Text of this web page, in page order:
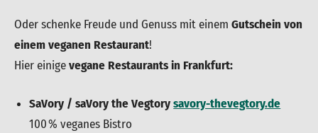
Oder schenke Freude und Genuss mit einem Gutschein von
einem veganen Restaurant!
Hier einigevegane Restaurants in Frankfurt:
SaVory / saVory the Vegtorysavory-thevegtory.de
100 % veganes Bistro